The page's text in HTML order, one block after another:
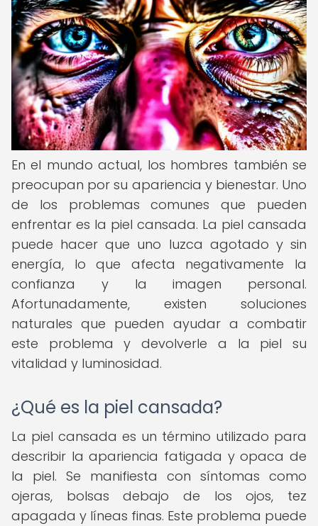
En el mundo actual, los hombres también se
preocupan por su apariencia y bienestar. Uno
de los problemas comunes que pueden
enfrentar es la piel cansada. La piel cansada
puede hacer que uno luzca agotado y sin
energía, lo que afecta negativamente la
confianza y la imagen personal.
Afortunadamente, existen soluciones
naturales que pueden ayudar a combatir
este problema y devolverle a la piel su
vitalidad y luminosidad.
¿Qué es la piel cansada?
La piel cansada es un término utilizado para
describir la apariencia fatigada y opaca de
la piel. Se manifiesta con síntomas como
ojeras, bolsas debajo de los ojos, tez
apagada y líneas finas. Este problema puede